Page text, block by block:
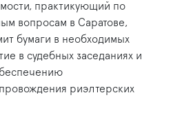
практикующий по
вопросам в Саратове,
бумаги в необходимых
в судебных заседаниях и
риэлтерских